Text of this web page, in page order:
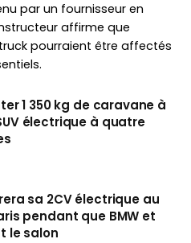
par un fournisseur en
affirme que
pourraient être affectés
1 350 kg de caravane à
électrique à quatre
sa 2CV électrique au
pendant que BMW et
le salon